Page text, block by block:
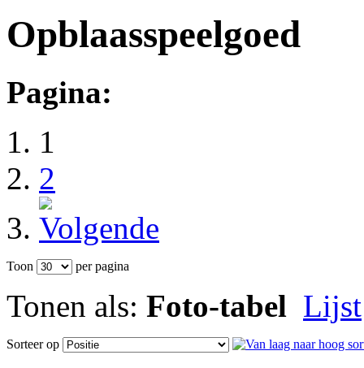
Opblaasspeelgoed
Pagina:
1
2
Toon per pagina
Tonen als: Foto-tabel Lijst
Sorteer op